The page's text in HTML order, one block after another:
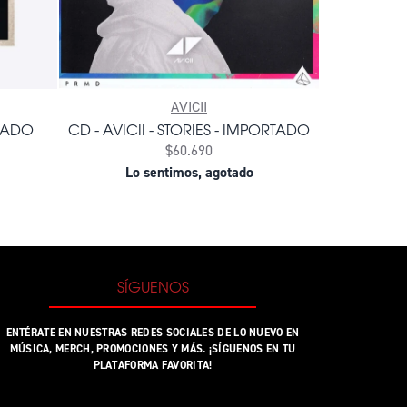
AVICII
CD - AVICII - STORIES - IMPORTADO
$60.690
Lo sentimos, agotado
SÍGUENOS
ENTÉRATE EN NUESTRAS REDES SOCIALES DE LO NUEVO EN
MÚSICA, MERCH, PROMOCIONES Y MÁS. ¡SÍGUENOS EN TU
PLATAFORMA FAVORITA!